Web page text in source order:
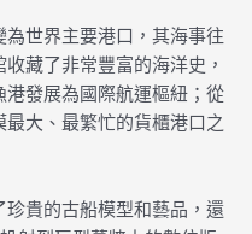
世界主要港口，其海事往
藏了非常豐富的海洋史，
發展為國際航運樞紐；從
大、最繁忙的貨櫃港口之
貴的古船模型和藝品，還